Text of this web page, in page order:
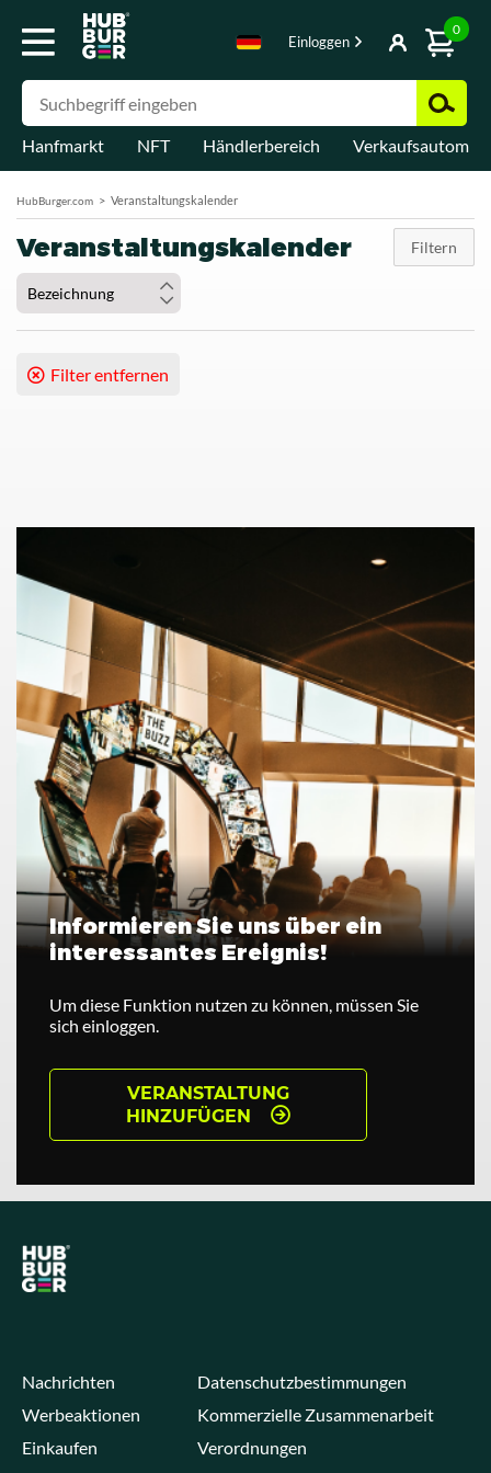
Einloggen
0
Hanfmarkt NFT Händlerbereich
HubBurger.com Veranstaltungskalender
Veranstaltungskalender Filtern
Bezeichnung
Filter entfernen
Informieren Sie uns über ein
interessantes Ereignis!
Um diese Funktion nutzen zu können, müssen Sie
sich einloggen.
VERANSTALTUNG
HINZUFÜGEN
Nachrichten
Werbeaktionen
Einkaufen
Datenschutzbestimmungen
Kommerzielle Zusammenarbeit
Verordnungen